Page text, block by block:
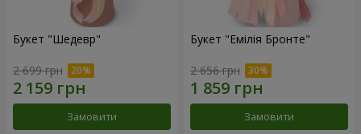
Букет "Шедевр"
2 699 грн
Замовити
Букет "Емілія Бронте"
2 656 грн
Замовити